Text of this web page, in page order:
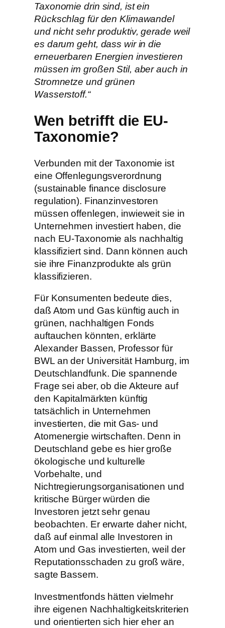
Taxonomie drin sind, ist ein
Rückschlag für den Klimawandel
und nicht sehr produktiv, gerade weil
es darum geht, dass wir in die
erneuerbaren Energien investieren
müssen im großen Stil, aber auch in
Stromnetze und grünen
Wasserstoff.“
Wen betrifft die EU-
Taxonomie?
Verbunden mit der Taxonomie ist
eine Offenlegungsverordnung
(sustainable finance disclosure
regulation). Finanzinvestoren
müssen offenlegen, inwieweit sie in
Unternehmen investiert haben, die
nach EU-Taxonomie als nachhaltig
klassifiziert sind. Dann können auch
sie ihre Finanzprodukte als grün
klassifizieren.
Für Konsumenten bedeute dies,
daß Atom und Gas künftig auch in
grünen, nachhaltigen Fonds
auftauchen könnten, erklärte
Alexander Bassen, Professor für
BWL an der Universität Hamburg, im
Deutschlandfunk. Die spannende
Frage sei aber, ob die Akteure auf
den Kapitalmärkten künftig
tatsächlich in Unternehmen
investierten, die mit Gas- und
Atomenergie wirtschaften. Denn in
Deutschland gebe es hier große
ökologische und kulturelle
Vorbehalte, und
Nichtregierungsorganisationen und
kritische Bürger würden die
Investoren jetzt sehr genau
beobachten. Er erwarte daher nicht,
daß auf einmal alle Investoren in
Atom und Gas investierten, weil der
Reputationsschaden zu groß wäre,
sagte Bassem.
Investmentfonds hätten vielmehr
ihre eigenen Nachhaltigkeitskriterien
und orientierten sich hier eher an